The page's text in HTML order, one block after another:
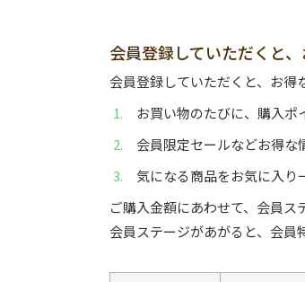
会員登録していただくと、
会員登録していただくと、お得
お買い物のたびに、購入ポ
会員限定セールなどお得な
気になる商品をお気に入り
ご購入金額にあわせて、会員ス
会員ステージがあがると、会員